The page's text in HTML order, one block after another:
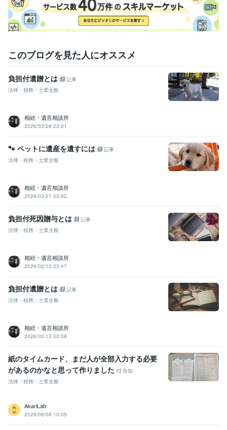
このブログを見た人にオススメ
負担付遺贈とは
記事
法律・税務・士業全般
相続・遺言相談所
2026/03/28 23:01
🐾 ペットに遺産を遺すには
記事
法律・税務・士業全般
相続・遺言相談所
2026/03/21 23:02
負担付死因贈与とは
記事
法律・税務・士業全般
相続・遺言相談所
2026/02/13 23:47
負担付遺贈とは
記事
法律・税務・士業全般
相続・遺言相談所
2026/02/13 00:08
紙のタイムカード、まだ人が全部入力する必要
があるのかなと思って作りました
告知
法律・税務・士業全般
AkariLab
2026/08/08 10:05